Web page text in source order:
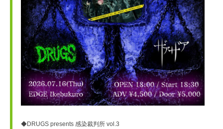
◆DRUGS presents 感染裁判所 vol.3